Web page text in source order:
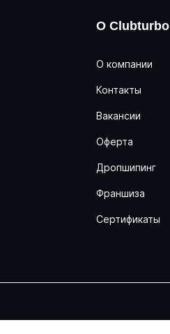
О Clubturbo
О компании
Контакты
Вакансии
Оферта
Дропшипинг
Франшиза
Сертификаты